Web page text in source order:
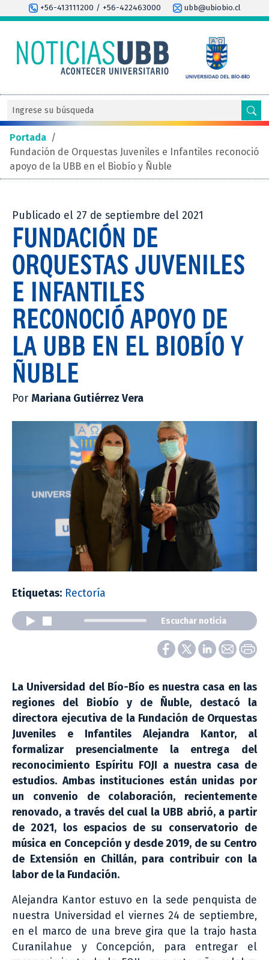
+56-413111200 / +56-422463000 ubb@ubiobio.cl
Portada /
Fundación de Orquestas Juveniles e Infantiles reconoció
apoyo de la UBB en el Biobío y Ñuble
Publicado el 27 de septiembre del 2021
FUNDACIÓN DE
ORQUESTAS JUVENILES
E INFANTILES
RECONOCIÓ APOYO DE
LA UBB EN EL BIOBÍO Y
ÑUBLE
Por Mariana Gutiérrez Vera
Etiquetas: Rectoría
Escuchar noticia
La Universidad del Bío-Bío es nuestra casa en las
regiones del Biobío y de Ñuble, destacó la
directora ejecutiva de la Fundación de Orquestas
Juveniles e Infantiles Alejandra Kantor, al
formalizar presencialmente la entrega del
reconocimiento Espíritu FOJI a nuestra casa de
estudios. Ambas instituciones están unidas por
un convenio de colaboración, recientemente
renovado, a través del cual la UBB abrió, a partir
de 2021, los espacios de su conservatorio de
música en Concepción y desde 2019, de su Centro
de Extensión en Chillán, para contribuir con la
labor de la Fundación.
Alejandra Kantor estuvo en la sede penquista de
nuestra Universidad el viernes 24 de septiembre,
en el marco de una breve gira que la trajo hasta
Curanilahue y Concepción, para entregar el